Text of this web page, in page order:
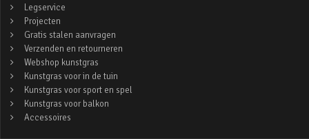
Legservice
Projecten
Gratis stalen aanvragen
Verzenden en retourneren
Webshop kunstgras
Kunstgras voor in de tuin
Kunstgras voor sport en spel
Kunstgras voor balkon
Accessoires